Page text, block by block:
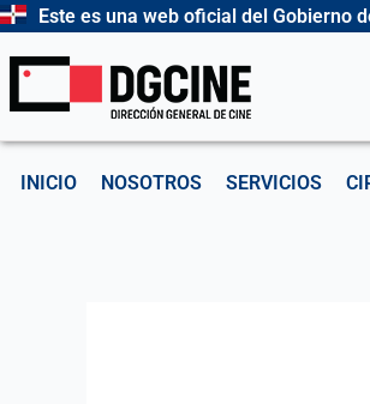
Ir
contenido
Este es una web oficial del Gobierno
INICIO NOSOTROS SERVICIOS